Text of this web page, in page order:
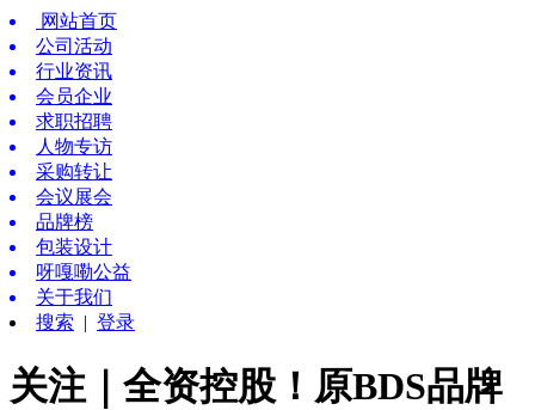
网站首页
公司活动
行业资讯
会员企业
求职招聘
人物专访
采购转让
会议展会
品牌榜
包装设计
呀嘎嘞公益
关于我们
搜索 | 登录
关注｜全资控股！原BDS品牌